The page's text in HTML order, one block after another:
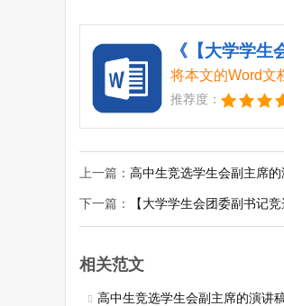
《【大学学
将本文的Word文
推荐度：
上一篇： 高中生竞选学生会副主席
下一篇： 【大学学生会团委副书记
相关范文
高中生竞选学生会副主席的演讲